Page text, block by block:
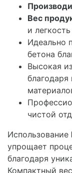
Вес
и
Идеально
бетона
Высокая
благодаря
чистой
Использование
упрощает
благодаря
Компактный